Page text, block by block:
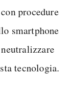
procedure
smartphone
tecnologia.